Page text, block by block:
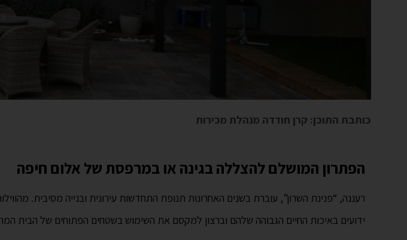
כותבת התוכן: קרן חודדה מנהלת מכירות
הפתרון המושלם להצללה בגינה או במרפסת של אלום חיפה
רעננה, “פנינת השרון”, עוברת בשנים האחרונות תנופת התחדשות עירונית ובנייה מסיבית.
ידועים באיכות החיים הגבוהה שלהם וברצון למקסם את השימוש בשטחים הפתוחים של הבית